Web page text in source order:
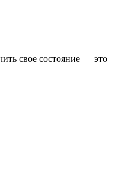
свое состояние — это